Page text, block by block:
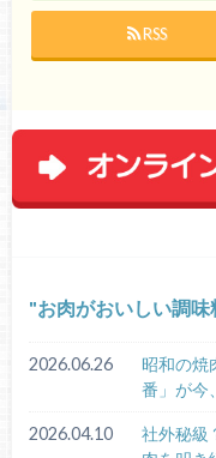
RSS
お肉がおいしい調味
2026.06.26
昭和の焼
番」が今
2026.04.10
社外秘級